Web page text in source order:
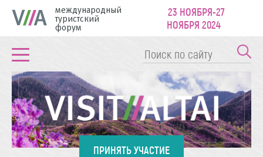
международный
туристский
форум
23 НОЯБРЯ-27
НОЯБРЯ 2024
ПРИНЯТЬ УЧАСТИЕ